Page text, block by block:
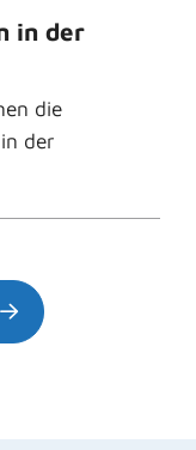
in der
die
der